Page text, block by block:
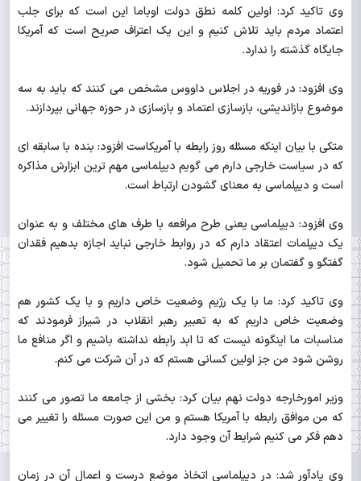
وی تاکید کرد: اولین کلمه نطق دولت اوباما این است که برای جلب
اعتماد مردم باید تلاش کنیم و این یک اعتراف صریح است که آمریکا
جایگاه گذشته را ندارد.
وی افزود: در فوریه در اجلاس داووس مشخص می کنند که باید به سه
موضوع بازاندیشی، بازسازی اعتماد و بازسازی در حوزه جهانی بپردازند.
متکی با بیان اینکه مسئله روز رابطه با آمریکاست افزود: بنده با سابقه ای
که در سیاست خارجی دارم می گویم دیپلماسی مهم ترین ابزارش مذاکره
است و دیپلماسی به معنای گشودن ارتباط است.
وی افزود: دیپلماسی یعنی طرح مرافعه با طرف های مختلف و به عنوان
یک دیپلمات اعتقاد دارم که در روابط خارجی نباید اجازه بدهیم فقدان
گفتگو و گفتمان بر ما تحمیل شود.
وی تاکید کرد: ما با یک رژیم وضعیت خاص داریم و با یک کشور هم
وضعیت خاص داریم که به تعبیر رهبر انقلاب در شیراز فرمودند که
مناسبات ما اینگونه نیست که تا ابد رابطه نداشته باشیم و اگر منافع ما
روشن شود من جز اولین کسانی هستم که در آن شرکت می کنم.
وزیر امورخارجه دولت نهم بیان کرد: بخشی از جامعه ما تصور می کنند
که من موافق رابطه با آمریکا هستم و من این صورت مسئله را تغییر می
دهم فکر می کنیم شرایط آن وجود دارد.
وی یادآور شد: در دیپلماسی اتخاذ موضع درست و اعمال آن در زمان